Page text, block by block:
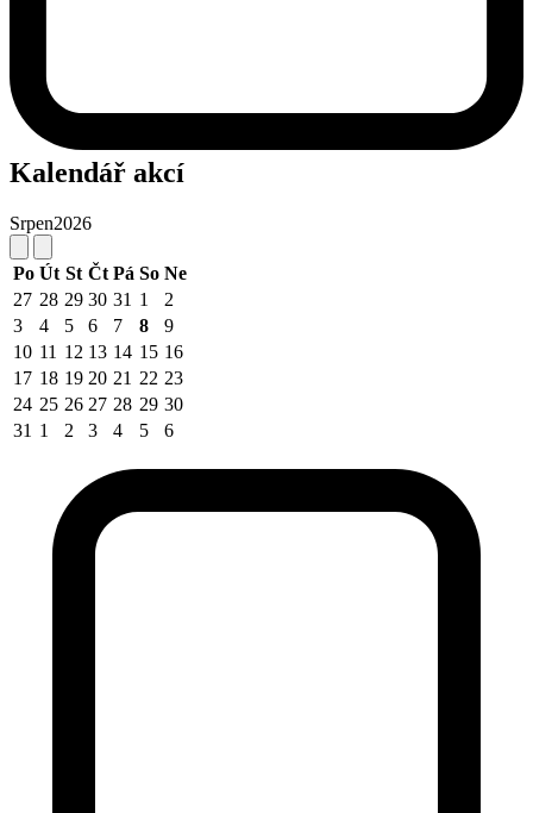
Kalendář akcí
Srpen2026
Po Út St Čt Pá So Ne
27 28 29 30 31 1
2
3
4 5 6 7 8
9
10 11 12 13 14 15 16
17 18 19 20 21 22 23
24 25 26 27 28 29 30
31 1 2 3 4 5 6